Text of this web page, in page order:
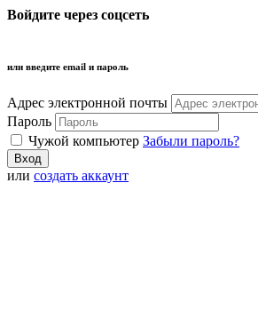
Войдите через соцсеть
или введите email и пароль
Адрес электронной почты
Пароль
Чужой компьютер Забыли пароль?
или создать аккаунт